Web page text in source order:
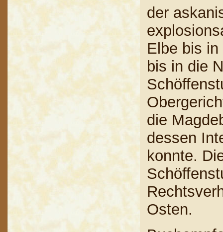
der
Elbe bis
bis in die
die
dessen
konnte.
Osten.